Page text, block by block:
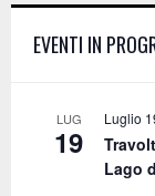
o
EVENTI IN
LUG
19
Luglio
Lago